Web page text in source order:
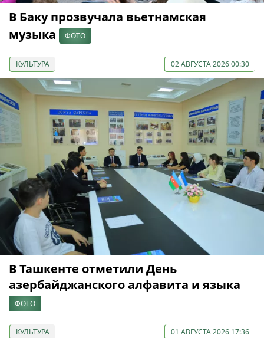
В Баку прозвучала вьетнамская
музыка
ФОТО
КУЛЬТУРА 02 АВГУСТА 2026 00:30
В Ташкенте отметили День
азербайджанского алфавита и языка
ФОТО
КУЛЬТУРА 01 АВГУСТА 2026 17:36